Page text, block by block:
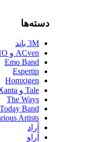
دسته‌ها
ACven و TEYHO
Emo Band
Espertip
Homxigen
Tale و Xanta
The Ways
Today Band
Various Artists